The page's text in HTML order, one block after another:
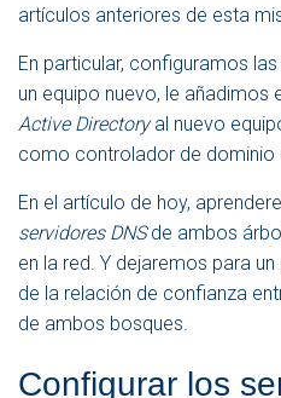
artículos anteriores de esta
En particular, configuramos
un equipo nuevo, le añadimos
Active Directoryal nuevo
como controlador de dominio
En el artículo de hoy,
servidores DNSde ambos
en la red. Y dejaremos para
de la relación de confianza
de ambos bosques.
Configurar los